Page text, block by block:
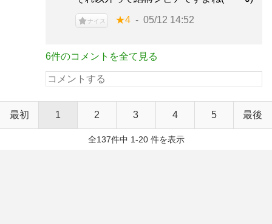
ナイス ★4 05/12 14:52
6件のコメントを全て見る
最初 1 2 3 4 5 最後
全137件中 1-20 件を表示